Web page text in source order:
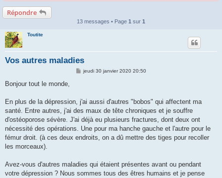
Répondre
13 messages • Page 1 sur 1
Toutite
Vos autres maladies
M
g
jeudi 30 janvier 2020 20:50
Bonjour tout le monde,
En plus de la dépression, j'ai aussi d'autres "bobos" qui affectent ma
santé. Entre autres, j'ai des maux de tête chroniques et je souffre
d'ostéoporose sévère. J'ai déjà eu plusieurs fractures, dont deux ont
nécessité des opérations. Une pour ma hanche gauche et l'autre pour le
fémur droit. (à ces deux endroits, on a dû mettre des tiges pour recoller
les morceaux).
Avez-vous d'autres maladies qui étaient présentes avant ou pendant
votre dépression ? Nous sommes tous des êtres humains et je pense